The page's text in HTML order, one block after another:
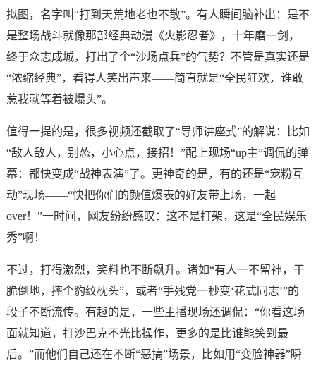
拟图，名字叫“打到天荒地老也不散”。有人瞬间脑补出：是不
是整场战斗就像那部经典动漫《火影忍者》，十年磨一剑，
终于众志成城，打出了个“沙场点兵”的气势？不管是真实还是
“浓缩经典”，看得人笑出声来——简直就是“全民狂欢，谁敢
惹我就等着被爆头”。
值得一提的是，很多视频还截取了“导师讲座式”的解说：比如
“敌人敌人，别怂，小心点，接招！”配上现场“up主”调侃的弹
幕：都快变成“战神表演”了。更神奇的是，有的还是“宠粉互
动”现场——“快把你们的颜值爆表的好友带上场，一起
over！”一时间，网友纷纷感叹：这不是打架，这是“全民娱乐
秀”啊！
不过，打得激烈，笑料也不断飙升。诸如“有人一不留神，干
脆倒地，摔个豹纹枕头”，或者“手残党一秒变‘花式同志’”的
段子不断流传。有趣的是，一些主播现场还调侃：“你看这场
面就知道，打沙巴克不光比操作，更多的是比谁能笑到最
后。”而他们自己还在不断“恶搞”场景，比如用“变脸神器”瞬